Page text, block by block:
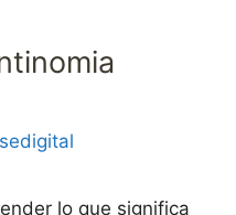
sedigital
lo que significa